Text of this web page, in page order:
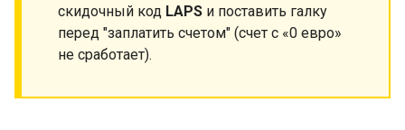
скидочный код LAPS и поставить галку
перед "заплатить счетом" (счет с «0 евро»
не сработает).